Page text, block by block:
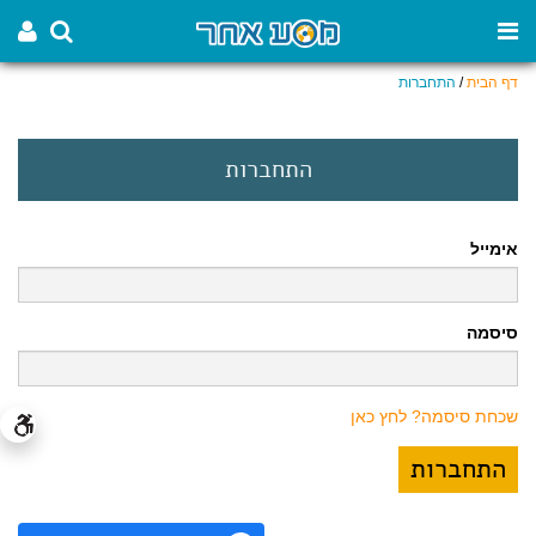
דף הבית/ התחברות
התחברות
אימייל
סיסמה
שכחת סיסמה? לחץ כאן